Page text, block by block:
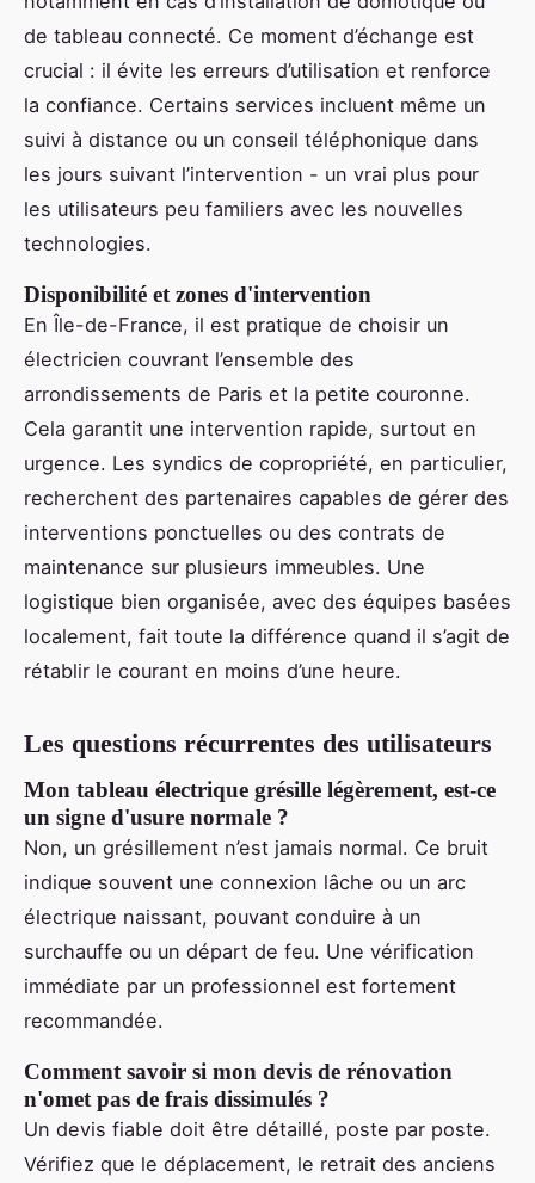
de tableau connecté. Ce moment d’échange est
crucial : il évite les erreurs d’utilisation et renforce
la confiance. Certains services incluent même un
suivi à distance ou un conseil téléphonique dans
les jours suivant l’intervention - un vrai plus pour
les utilisateurs peu familiers avec les nouvelles
technologies.
Disponibilité et zones d'intervention
En Île-de-France, il est pratique de choisir un
électricien couvrant l’ensemble des
arrondissements de Paris et la petite couronne.
Cela garantit une intervention rapide, surtout en
urgence. Les syndics de copropriété, en particulier,
recherchent des partenaires capables de gérer des
interventions ponctuelles ou des contrats de
maintenance sur plusieurs immeubles. Une
logistique bien organisée, avec des équipes basées
localement, fait toute la différence quand il s’agit de
rétablir le courant en moins d’une heure.
Les questions récurrentes des utilisateurs
Mon tableau électrique grésille légèrement, est-ce
un signe d'usure normale ?
Non, un grésillement n’est jamais normal. Ce bruit
indique souvent une connexion lâche ou un arc
électrique naissant, pouvant conduire à un
surchauffe ou un départ de feu. Une vérification
immédiate par un professionnel est fortement
recommandée.
Comment savoir si mon devis de rénovation
n'omet pas de frais dissimulés ?
Un devis fiable doit être détaillé, poste par poste.
Vérifiez que le déplacement, le retrait des anciens